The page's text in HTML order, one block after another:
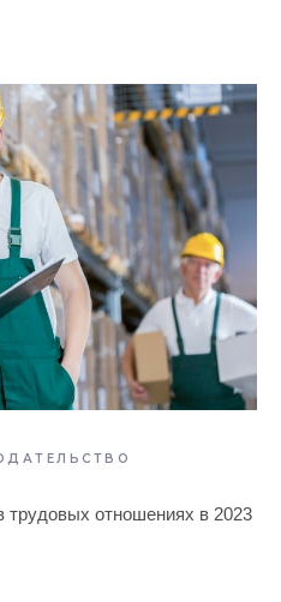
трудовых отношениях в 2023